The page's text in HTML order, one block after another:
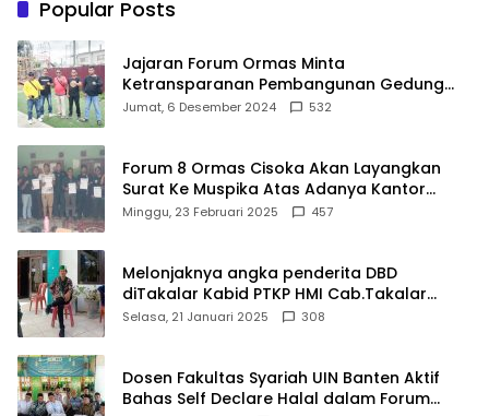
Popular Posts
Jajaran Forum Ormas Minta
Ketransparanan Pembangunan Gedung
Damkar Di Kecamatan Cisoka
Jumat, 6 Desember 2024 532
Forum 8 Ormas Cisoka Akan Layangkan
Surat Ke Muspika Atas Adanya Kantor
Matel di Cisoka
Minggu, 23 Februari 2025 457
Melonjaknya angka penderita DBD
diTakalar Kabid PTKP HMI Cab.Takalar
angkat bicara
Selasa, 21 Januari 2025 308
Dosen Fakultas Syariah UIN Banten Aktif
Bahas Self Declare Halal dalam Forum